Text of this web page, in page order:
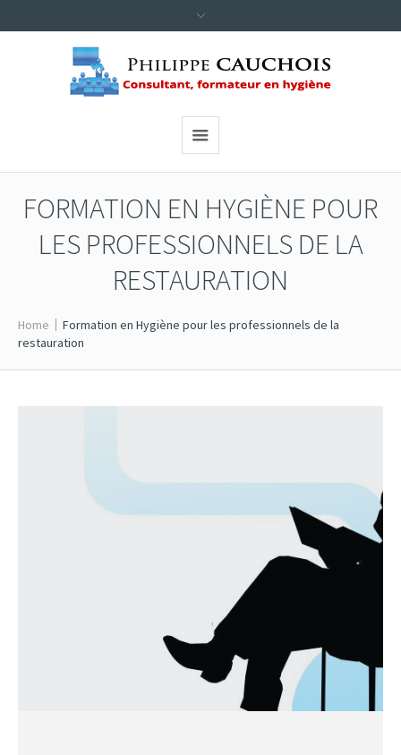
FORMATION EN HYGIÈNE POUR
LES PROFESSIONNELS DE LA
RESTAURATION
Home
Formation en Hygiène pour les professionnels de la
restauration